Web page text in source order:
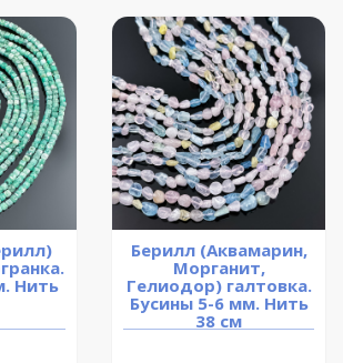
Нить
Берилл (Аквамарин,
Морганит,
Гелиодор) галтовка.
Бусины 5-6 мм. Нить
38 см